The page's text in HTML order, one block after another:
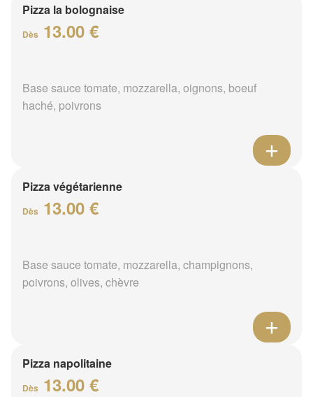
Pizza la bolognaise
Dès 13.00 €
Base sauce tomate, mozzarella, oignons, boeuf
haché, poivrons
Pizza végétarienne
Dès 13.00 €
Base sauce tomate, mozzarella, champignons,
poivrons, olives, chèvre
Pizza napolitaine
Dès 13.00 €